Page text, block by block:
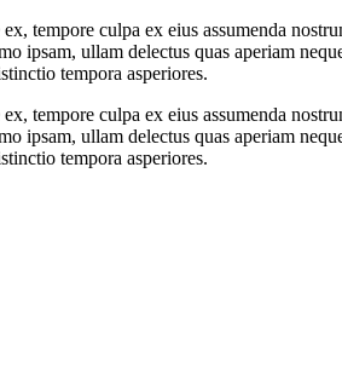
tempore culpa ex eius assumenda
ipsam, ullam delectus quas aperiam
tempora asperiores.
tempore culpa ex eius assumenda
ipsam, ullam delectus quas aperiam
tempora asperiores.